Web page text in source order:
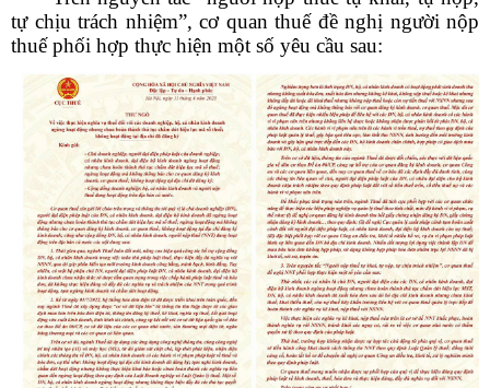
tự chịu trách nhiệm”, cơ quan thuế đề nghị người nộp
thuế phối hợp thực hiện một số yêu cầu sau: